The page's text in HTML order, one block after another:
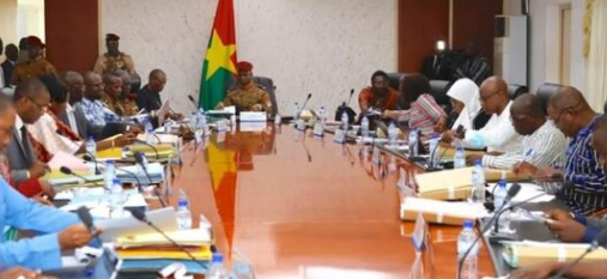
BURKINA
FASO
RAPPELLE
SON
AMBASSADEUR
AU
GHANA
POUR
CONSULTATION